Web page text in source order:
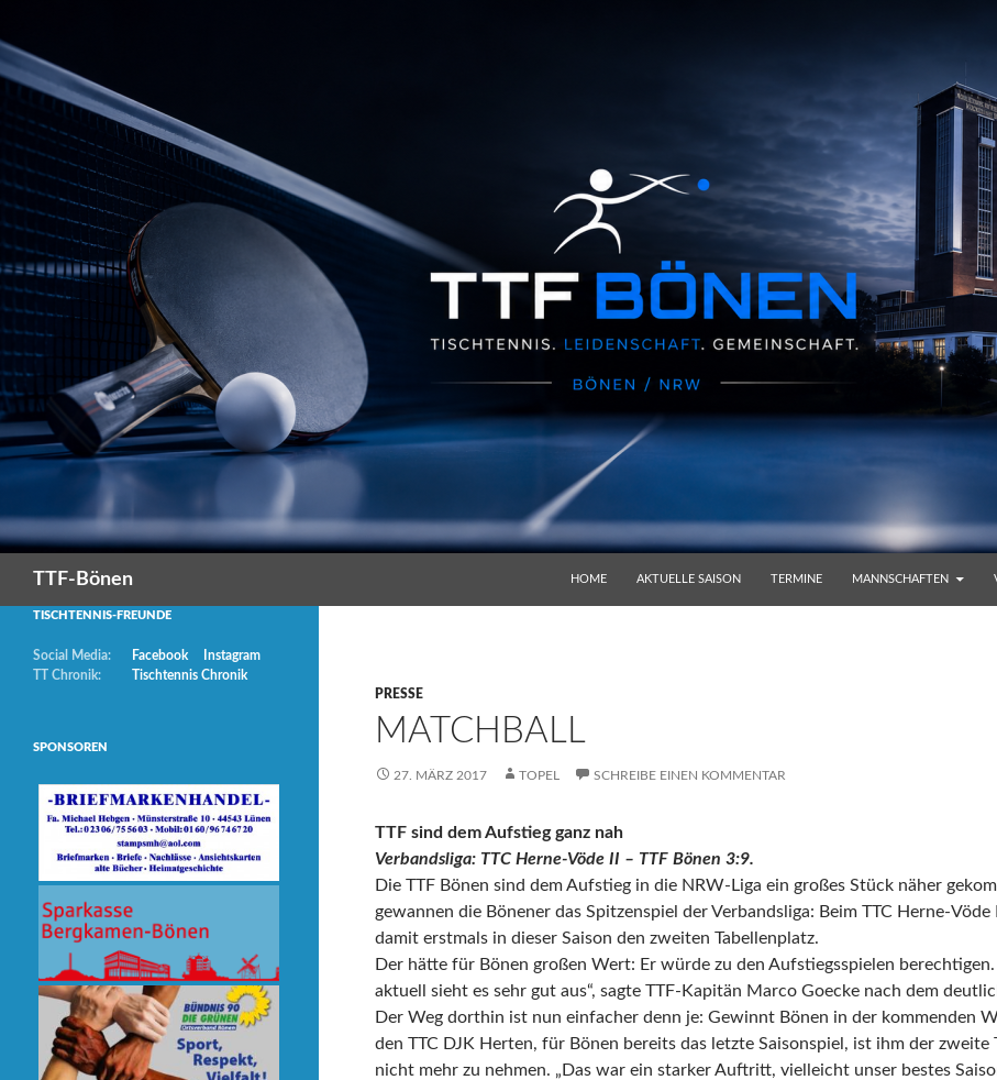
TTF-Bönen
HOME
AKTUELLE SAISON TERMINE MANNSCHAFTEN
PRESSE
MATCHBALL
27. MÄRZ 2017 TOPEL SCHREIBE EINEN KOMMENTAR
TTF sind dem Aufstieg ganz nah
Verbandsliga: TTC Herne-Vöde II – TTF Bönen 3:9.
Die TTF Bönen sind dem Aufstieg in die NRW-Liga ein großes Stück näher
gewannen die Bönener das Spitzenspiel der Verbandsliga: Beim TTC Herne-
damit erstmals in dieser Saison den zweiten Tabellenplatz.
Der hätte für Bönen großen Wert: Er würde zu den Aufstiegsspielen
aktuell sieht es sehr gut aus“, sagte TTF-Kapitän Marco Goecke nach dem
Der Weg dorthin ist nun einfacher denn je: Gewinnt Bönen in der kommenden
den TTC DJK Herten, für Bönen bereits das letzte Saisonspiel, ist ihm der
nicht mehr zu nehmen. „Das war ein starker Auftritt, vielleicht unser bestes
TISCHTENNIS-FREUNDE
Social Media: Facebook
Instagram
TT Chronik:
Tischtennis Chronik
SPONSOREN